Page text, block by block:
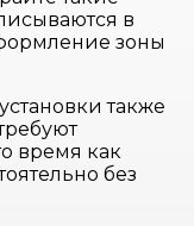
в
зоны
также
время как
без